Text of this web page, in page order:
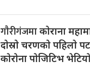
गाैरीगंजमाकाेराना
दाेस्राे चरणकाे पहिलाे
काेराेना पाेजिटिभ